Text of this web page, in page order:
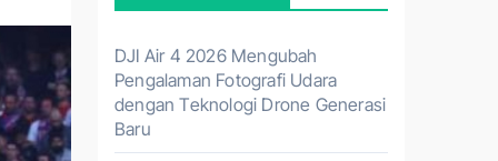
DJI Air 4 2026 Mengubah
Pengalaman Fotografi Udara
dengan Teknologi Drone Generasi
Baru